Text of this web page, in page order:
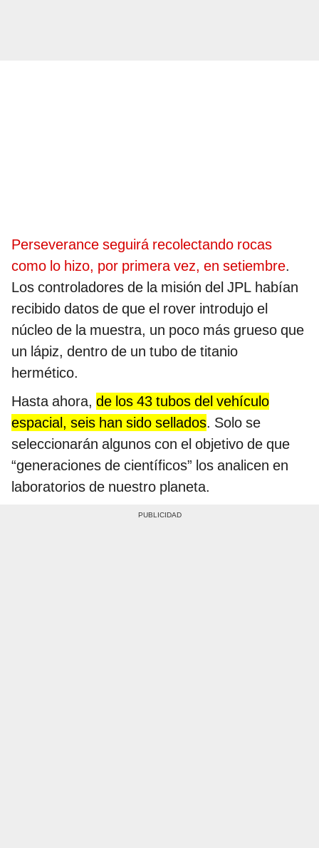
Perseverance seguirá recolectando rocas
como lo hizo, por primera vez, en setiembre.
Los controladores de la misión del JPL habían
recibido datos de que el rover introdujo el
núcleo de la muestra, un poco más grueso que
un lápiz, dentro de un tubo de titanio
hermético.
Hasta ahora, de los 43 tubos del vehículo
espacial, seis han sido sellados. Solo se
seleccionarán algunos con el objetivo de que
“generaciones de científicos” los analicen en
laboratorios de nuestro planeta.